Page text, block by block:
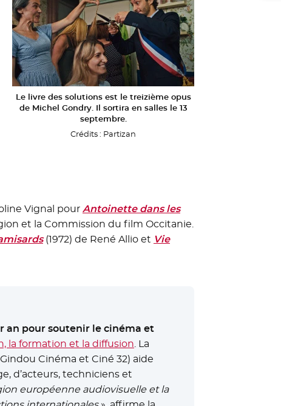
Le livre des solutions est le treizième opus
de Michel Gondry. Il sortira en salles le 13
septembre.
Crédits : Partizan
fenêtre
Vignal pour Antoinette dans les
et la Commission du film Occitanie.
- Nouvelle fenêtre
(1972) de René Allio et Vie
an pour soutenir le cinéma et
la formation et la diffusion. La
Cinéma et Ciné 32) aide
d’acteurs, techniciens et
européenne audiovisuelle et la